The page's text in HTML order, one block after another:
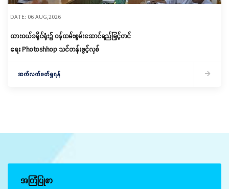
DATE: 06 AUG,2026
ထားဝယ်ခရိုင်ရုံး၌ ဝန်ထမ်းစွမ်းဆောင်ရည်မြှင့်တင်
ရေး Photoshhop သင်တန်းဖွင့်လှစ်
ဆက်လက်ဖတ်ရှုရန်
အကြံပြုစာ